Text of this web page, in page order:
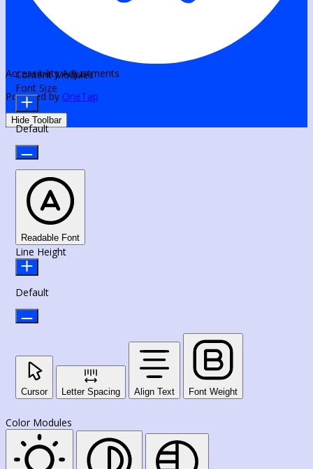
Accessibility Adjustments
Powered by OneTap
Hide Toolbar
Content Modules
Font Size
Default
Readable Font
Line Height
Default
Cursor Letter Spacing Align Text Font Weight
Color Modules